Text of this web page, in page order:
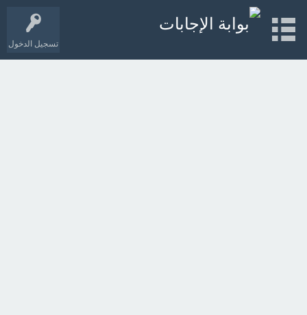
تسجيل الدخول